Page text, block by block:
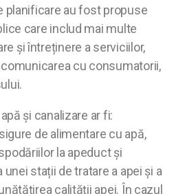
planificare au fost propuse
care includ mai multe
și întreținere a serviciilor,
cu consumatorii,
și canalizare ar fi:
de alimentare cu apă,
la apeduct și
stații de tratare a apei și a
calității apei. În cazul